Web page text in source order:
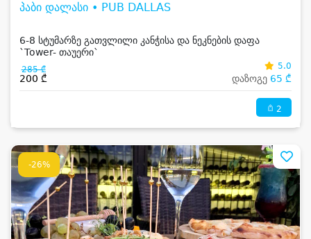
პაბი დალასი • PUB DALLAS
6-8 სტუმარზე გათვლილი კანჭისა და ნეკნების დაფა
`Tower- თაუერი`
285 ₾
200 ₾
5.0
დაზოგე 65 ₾
2
-26%